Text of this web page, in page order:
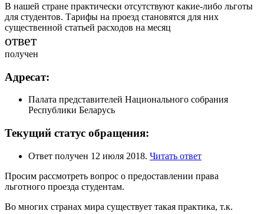
В нашей стране практически отсутствуют какие-либо льготы
для студентов. Тарифы на проезд становятся для них
существенной статьей расходов на месяц
ответ
получен
Адресат:
Палата представителей Национального собрания
Республики Беларусь
Текущий статус обращения:
Ответ получен 12 июля 2018. Читать ответ
Просим рассмотреть вопрос о предоставлении права
льготного проезда студентам.
Во многих странах мира существует такая практика, т.к.